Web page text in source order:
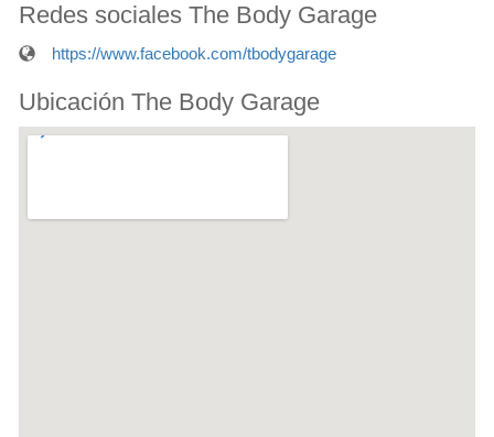
Redes sociales The Body Garage
https://www.facebook.com/tbodygarage
Ubicación The Body Garage